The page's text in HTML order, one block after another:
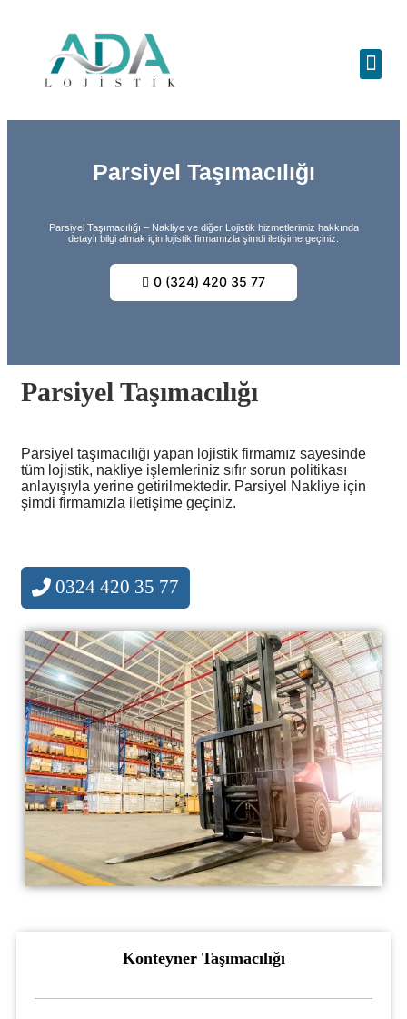
Parsiyel Taşımacılığı
Parsiyel Taşımacılığı – Nakliye ve diğer Lojistik hizmetlerimiz hakkında
detaylı bilgi almak için lojistik firmamızla şimdi iletişime geçiniz.
0 (324) 420 35 77
Parsiyel Taşımacılığı
Parsiyel taşımacılığı yapan lojistik firmamız sayesinde
tüm lojistik, nakliye işlemleriniz sıfır sorun politikası
anlayışıyla yerine getirilmektedir. Parsiyel Nakliye için
şimdi firmamızla iletişime geçiniz.
0324 420 35 77
Konteyner Taşımacılığı